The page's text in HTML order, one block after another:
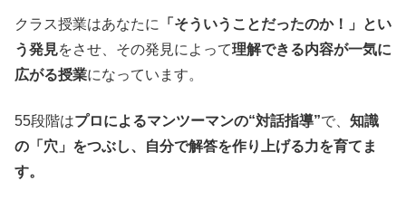
クラス授業はあなたに
「そういうことだったのか！」とい
う発見をさせ、その発見によって理解できる内容が一気に
広がる授業になっています。
55段階はプロによるマンツーマンの“対話指導”で、 知識
の「穴」をつぶし、自分で解答を作り上げる力を育てま
す。